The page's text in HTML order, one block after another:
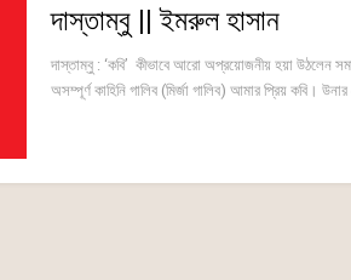
দাস্তাম্বু || ইমরুল হাসান
দাস্তাম্বু : ‘কবি’ কীভাবে আরো অপ্রয়োজনীয় হয়া উঠলেন
অসম্পূর্ণ কাহিনি গালিব (মির্জা গালিব) আমার প্রিয় কবি। উনার